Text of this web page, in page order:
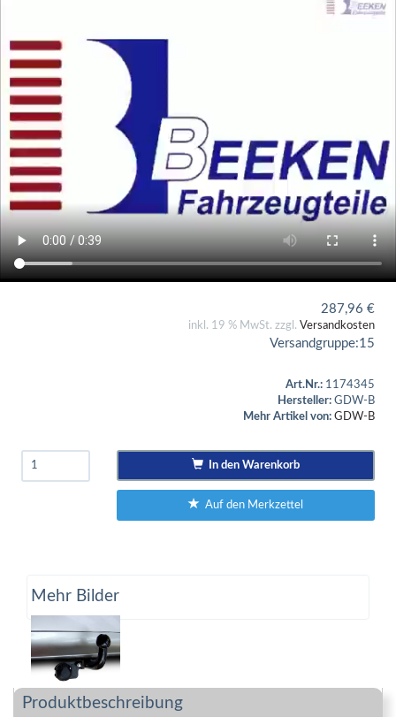
287,96 €
inkl. 19 % MwSt. zzgl. Versandkosten
Versandgruppe:15
Art.Nr.: 1174345
Hersteller: GDW-B
Mehr Artikel von: GDW-B
In den Warenkorb
Auf den Merkzettel
Mehr Bilder
Produktbeschreibung